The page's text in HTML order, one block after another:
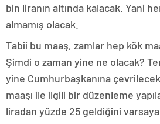
bin liranın altında kalacak. Yani
almamış olacak.
Tabii bu maaş, zamlar hep kök
Şimdi o zaman yine ne olacak?
yine Cumhurbaşkanına
maaşı ile ilgili bir düzenleme
liradan yüzde 25 geldiğini